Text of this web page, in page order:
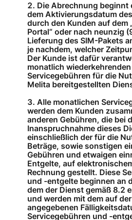
Die Abrechnung beginnt
dem Aktivierungsdatum
durch den Kunden auf dem
Portal“ oder nach neunzig
Lieferung des SIM-Pakets
je nachdem, welcher
Der Kunde ist dafür
monatlich wiederkehrenden
Servicegebühren für die
Melita bereitgestellten
Alle monatlichen
werden dem Kunden
anderen Gebühren, die bei
Inanspruchnahme dieses
einschließlich der für die
Beträge, sowie sonstigen
Gebühren und etwaigen
Entgelte, auf
Rechnung gestellt. Diese
und -entgelte beginnen an
dem der Dienst gemäß 8.2
und werden mit dem auf
angegebenen
Servicegebühren und -